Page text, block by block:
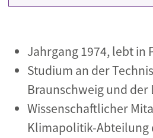
Jahrgang 1974, lebt in
Studium an der
Braunschweig und
Wissenschaftlicher
Klimapolitik-Abteilung